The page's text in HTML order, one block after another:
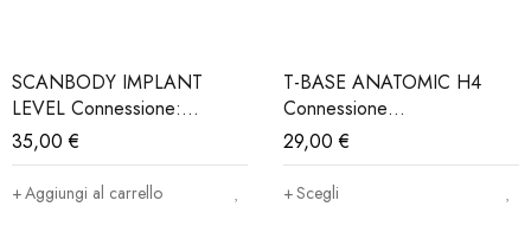
SCANBODY IMPLANT
LEVEL Connessione:
MegagenAnyridge® (Iva e
Trasporto incluso)
35,00€
Aggiungi al carrello
T-BASE ANATOMIC H4
Connessione
MegagenAnyridge® (Iva e
Trasporto Incluso)
29,00€
Scegli